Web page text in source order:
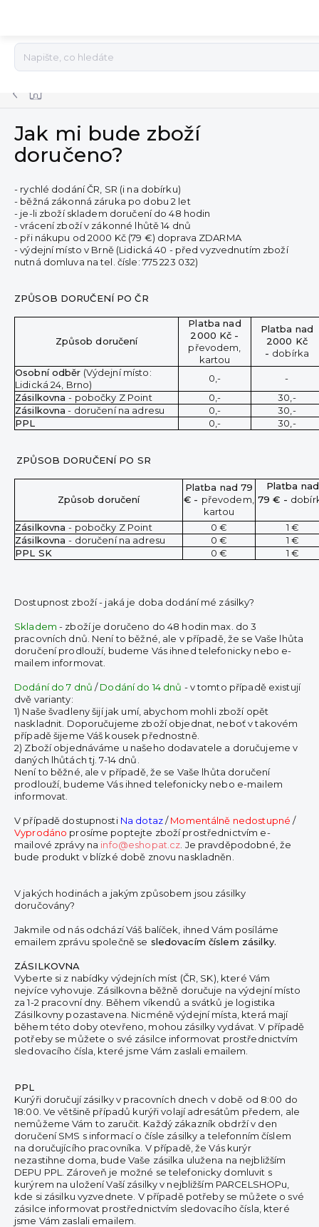
Domů
Jak mi bude zboží
doručeno?
- rychlé dodání ČR, SR (i na dobírku)
- běžná zákonná záruka po dobu 2 let
- je-li zboží skladem doručení do 48 hodin
- vrácení zboží v zákonné lhůtě 14 dnů
- při nákupu od 2000 Kč (79 €) doprava ZDARMA
- výdejní místo v Brně (Lidická 40 - před vyzvednutím zboží
nutná domluva na tel. čísle: 775 223 032)
ZPŮSOB DORUČENÍ PO ČR
Způsob doručení
Platba nad
2000 Kč -
převodem,
kartou
Platba nad
2000 Kč
- dobírka
Osobní odběr (Výdejní místo:
Lidická 24, Brno)
0,-
-
Zásilkovna- pobočky Z Point 0,-
30,-
Zásilkovna - doručení na adresu 0,-
30,-
PPL
0,- 30,-
ZPŮSOB DORUČENÍ PO SR
Způsob doručení
Platba nad 79
€ - převodem,
kartou
Platba nad
79€ -
Zásilkovna- pobočky Z Point 0 €
1 €
Zásilkovna- doručení na adresu 0 €
1 €
PPL SK
0 € 1 €
Dostupnost zboží - jaká je doba dodání mé zásilky?
Skladem - zboží je doručeno do 48 hodin max. do 3
pracovních dnů. Není to běžné, ale v případě, že se Vaše lhůta
doručení prodlouží, budeme Vás ihned telefonicky nebo e-
mailem informovat.
Dodání do 7 dnů /Dodání do 14 dnů - v tomto případě existují
dvě varianty:
1) Naše švadleny šijí jak umí, abychom mohli zboží opět
naskladnit. Doporučujeme zboží objednat, neboť v takovém
případě šijeme Váš kousek přednostně.
2) Zboží objednáváme u našeho dodavatele a doručujeme v
daných lhůtách tj. 7-14 dnů.
Není to běžné, ale v případě, že se Vaše lhůta doručení
prodlouží, budeme Vás ihned telefonicky nebo e-mailem
informovat.
V případě dostupnosti Na dotaz/Momentálně nedostupné /
Vyprodáno prosíme poptejte zboží prostřednictvím e-
mailové zprávy na info@eshopat.cz . Je pravděpodobné, že
bude produkt v blízké době znovu naskladněn.
V jakých hodinách a jakým způsobem jsou zásilky
doručovány?
Jakmile od nás odchází Váš balíček, ihned Vám posíláme
emailem zprávu společně se sledovacím číslem zásilky.
ZÁSILKOVNA
Vyberte si z nabídky výdejních míst (ČR, SK), které Vám
nejvíce vyhovuje. Zásilkovna běžně doručuje na výdejní místo
za 1-2 pracovní dny. Během víkendů a svátků je logistika
Zásilkovny pozastavena. Nicméně výdejní místa, která mají
během této doby otevřeno, mohou zásilky vydávat. V případě
potřeby se můžete o své zásilce informovat prostřednictvím
sledovacího čísla, které jsme Vám zaslali emailem.
PPL
Kurýři doručují zásilky v pracovních dnech v době od 8:00 do
18:00. Ve většině případů kurýři volají adresátům předem, ale
nemůžeme Vám to zaručit. Každý zákazník obdrží v den
doručení SMS s informací o čísle zásilky a telefonním číslem
na doručujícího pracovníka. V případě, že Vás kurýr
nezastihne doma, bude Vaše zásilka ulužena na nejbližším
DEPU PPL. Zároveň je možné se telefonicky domluvit s
kurýrem na uložení Vaší zásilky v nejbližším PARCELSHOPu,
kde si zásilku vyzvednete. V případě potřeby se můžete o své
zásilce informovat prostřednictvím sledovacího čísla, které
jsme Vám zaslali emailem.